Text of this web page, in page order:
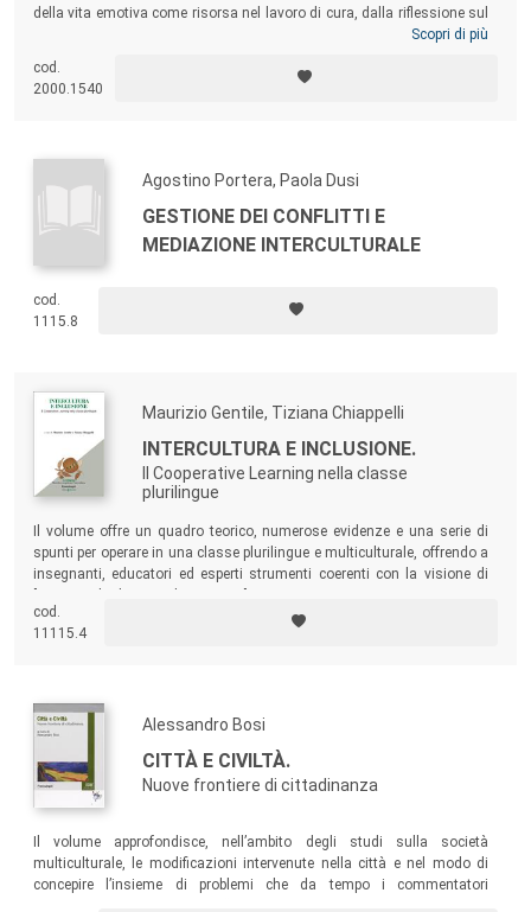
della vita emotiva come risorsa nel lavoro di cura, dalla riflessione sul
sistema di welfare all’impegno per il riconoscimento della
professoressa Vanna Iori, già ordinaria di Pedagogia dell’Università
Cattolica e ora Senatrice della Repubblica, si è occupata,
la sua stessa intelligente passione.
Scopri di più
cod.
2000.1540
Agostino Portera, Paola Dusi
GESTIONE DEI CONFLITTI E
MEDIAZIONE INTERCULTURALE
cod.
1115.8
Maurizio Gentile, Tiziana Chiappelli
INTERCULTURA E INCLUSIONE.
Il Cooperative Learning nella classe
plurilingue
Il volume offre un quadro teorico, numerose evidenze e una serie di
spunti per operare in una classe plurilingue e multiculturale, offrendo a
insegnanti, educatori ed esperti strumenti coerenti con la visione di
cod.
11115.4
Alessandro Bosi
CITTÀ E CIVILTÀ.
Nuove frontiere di cittadinanza
Il volume approfondisce, nell’ambito degli studi sulla società
multiculturale, le modificazioni intervenute nella città e nel modo di
concepire l’insieme di problemi che da tempo i commentatori